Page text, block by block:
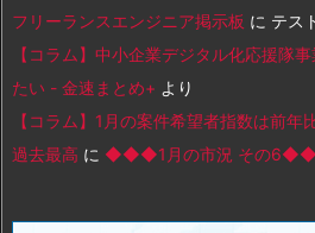
フリーランスエンジニア掲示板 に テス
【コラム】中小企業デジタル化応援隊
たい - 金速まとめ+ より
【コラム】1月の案件希望者指数は前
過去最高 に ◆◆◆1月の市況 その